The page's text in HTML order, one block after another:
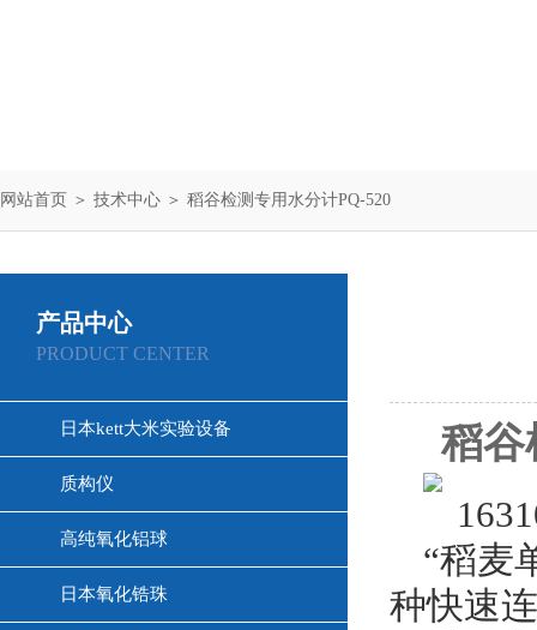
网站首页 ＞ 技术中心 ＞ 稻谷检测专用水分计PQ-520
产品中心
PRODUCT CENTER
日本kett大米实验设备
质构仪
高纯氧化铝球
日本氧化锆珠
稻谷
“稻麦
种快速